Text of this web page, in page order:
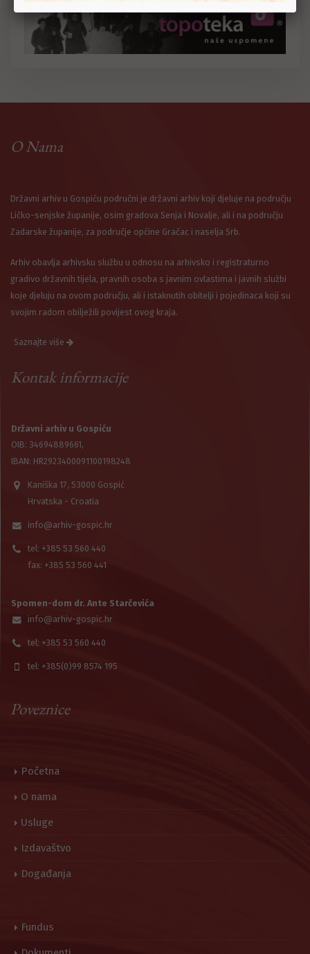
O Nama
Državni arhiv u Gospiću područni je državni arhiv koji djeluje na području
Ličko-senjske županije, osim gradova Senja i Novalje, ali i na području
Zadarske županije, za područje općine Gračac i naselja Srb.
Arhiv obavlja arhivsku službu u odnosu na arhivsko i registraturno
gradivo državnih tijela, pravnih osoba s javnim ovlastima i javnih službi
koje djeluju na ovom području, ali i istaknutih obitelji i pojedinaca koji su
svojim radom obilježili povijest ovog kraja.
Saznajte više
Kontak informacije
Državni arhiv u Gospiću
OIB: 34694889661,
IBAN: HR2923400091100198248
Kaniška 17, 53000 Gospić
Hrvatska - Croatia
info@arhiv-gospic.hr
tel: +385 53 560 440
fax: +385 53 560 441
Spomen-dom dr. Ante Starčevića
info@arhiv-gospic.hr
tel: +385 53 560 440
tel: +385(0)99 8574 195
Poveznice
Početna
O nama
Usluge
Izdavaštvo
Događanja
Fundus